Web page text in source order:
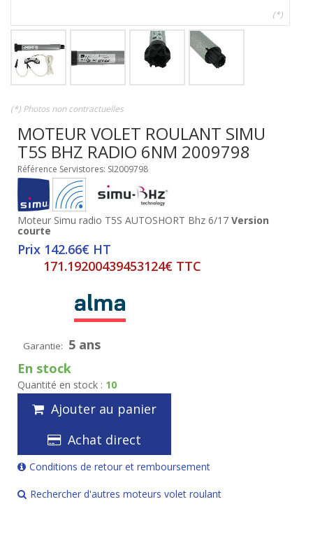
(*)
(*) Photos non contractuelles
MOTEUR VOLET ROULANT SIMU
T5S BHZ RADIO 6NM 2009798
Référence Servistores: SI2009798
Moteur Simu radio T5S AUTOSHORT Bhz 6/17 Version
courte
Prix 142.66€ HT
171.19200439453124€ TTC
Garantie: 5 ans
En stock
Quantité en stock : 10
Ajouter au panier
Achat direct
Conditions de retour et remboursement
Rechercher d'autres moteurs volet roulant